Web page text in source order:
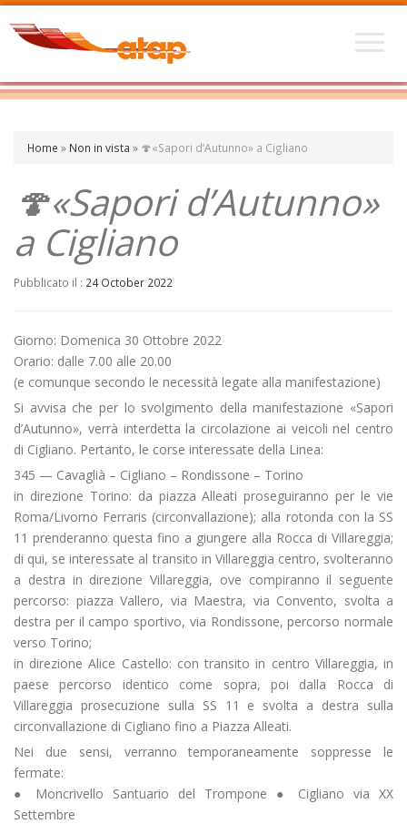
Home » Non in vista » 🍄«Sapori d’Autunno» a Cigliano
🍄«Sapori d’Autunno»
a Cigliano
Pubblicato il : 24 October 2022
Giorno: Domenica 30 Ottobre 2022
Orario: dalle 7.00 alle 20.00
(e comunque secondo le necessità legate alla manifestazione)
Si avvisa che per lo svolgimento della manifestazione «Sapori
d’Autunno», verrà interdetta la circolazione ai veicoli nel centro
di Cigliano. Pertanto, le corse interessate della Linea:
345 — Cavaglià – Cigliano – Rondissone – Torino
in direzione Torino: da piazza Alleati proseguiranno per le vie
Roma/Livorno Ferraris (circonvallazione); alla rotonda con la SS
11 prenderanno questa fino a giungere alla Rocca di Villareggia;
di qui, se interessate al transito in Villareggia centro, svolteranno
a destra in direzione Villareggia, ove compiranno il seguente
percorso: piazza Vallero, via Maestra, via Convento, svolta a
destra per il campo sportivo, via Rondissone, percorso normale
verso Torino;
in direzione Alice Castello: con transito in centro Villareggia, in
paese percorso identico come sopra, poi dalla Rocca di
Villareggia prosecuzione sulla SS 11 e svolta a destra sulla
circonvallazione di Cigliano fino a Piazza Alleati.
Nei due sensi, verranno temporaneamente soppresse le
fermate:
● Moncrivello Santuario del Trompone ● Cigliano via XX
Settembre